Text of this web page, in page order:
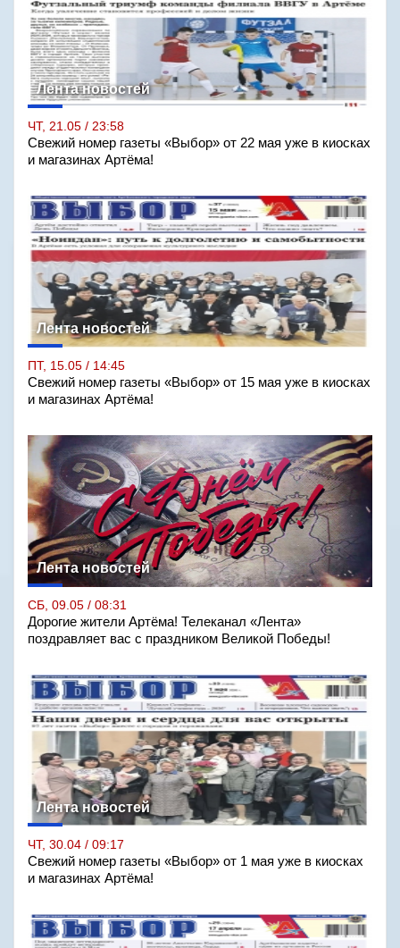
Лента новостей
ЧТ, 21.05 / 23:58
Свежий номер газеты «Выбор» от 22 мая уже в киосках
и магазинах Артёма!
Лента новостей
ПТ, 15.05 / 14:45
Свежий номер газеты «Выбор» от 15 мая уже в киосках
и магазинах Артёма!
Лента новостей
СБ, 09.05 / 08:31
Дорогие жители Артёма! Телеканал «Лента»
поздравляет вас с праздником Великой Победы!
Лента новостей
ЧТ, 30.04 / 09:17
Свежий номер газеты «Выбор» от 1 мая уже в киосках
и магазинах Артёма!